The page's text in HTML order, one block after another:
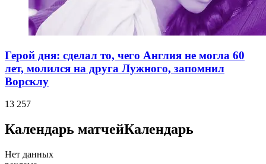
Герой дня: сделал то, чего Англия не могла 60
лет, молился на друга Лужного, запомнил
Ворсклу
13 257
Календарь матчейКалендарь
Нет данных